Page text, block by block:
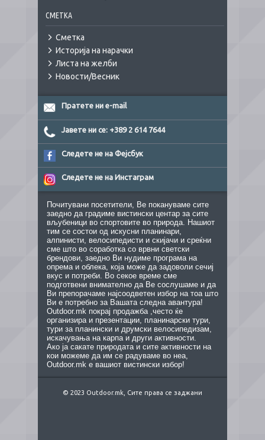
СМЕТКА
Сметка
Историја на нарачки
Листа на желби
Новости/Весник
Пратете ни e-mail
Јавете ни се: +389 2 614 7644
Следете не на Фејсбук
Следете не на Инстаграм
Почитувани посетители, Ве покануваме сите
заедно да градиме вистински центар за сите
вљубеници во спортовите во природа. Нашиот
тим се состои од искусни планинари,
алпинисти, велосипедисти и скијачи и среќни
сме што во соработка со врвни светски
брендови, заедно Ви нудиме програма на
опрема и облека, која може да задоволи сечиј
вкус и потреби. Во секое време сме
подготвени внимателно да Ве сослушаме и да
Ви препорачаме најсоодветен избор на тоа што
Ви е потребно за Вашата следна авантура!
Outdoor.mk покрај продажба ,често ќе
организира и презентации, планинарски тури,
тури за планински и друмски велосипедизам,
искачувања на карпа и други активности.
Ако ја сакате природата и сите активности на
кои можеме да им се радуваме во неа,
Outdoor.mk е вашиот вистински избор!
© 2023 Outdoor.mk, Сите права се заджани